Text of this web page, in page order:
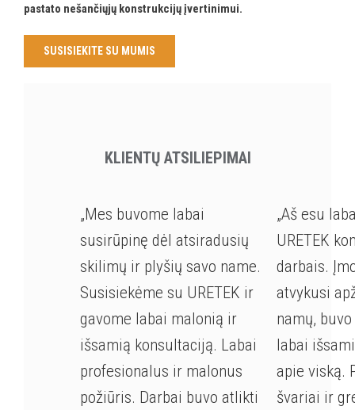
pastato nešančiųjų konstrukcijų įvertinimui.
SUSISIEKITE SU MUMIS
KLIENTŲ ATSILIEPIMAI
„Mes buvome labai
susirūpinę dėl atsiradusių
skilimų ir plyšių savo name.
Susisiekėme su URETEK ir
gavome labai malonią ir
išsamią konsultaciją. Labai
profesionalus ir malonus
požiūris. Darbai buvo atlikti
„Aš esu
URETEK
darbais.
atvykusi
namų,
labai
apie viską.
švariai ir